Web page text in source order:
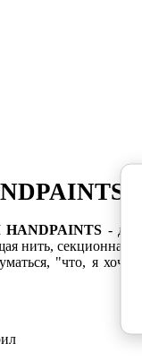
HANDPAINTS - д
нить, секционная
"что, я